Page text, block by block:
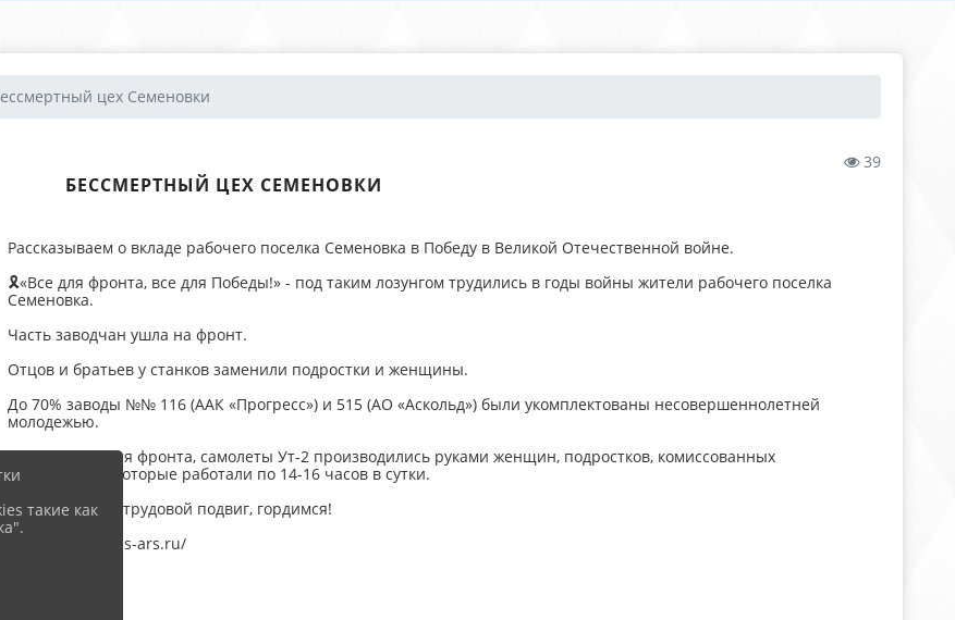
цех Семеновки
39
БЕССМЕРТНЫЙ ЦЕХ СЕМЕНОВКИ
Рассказываем о вкладе рабочего поселка Семеновка в Победу в Великой Отечественной войне.
🎗«Все для фронта, все для Победы!» - под таким лозунгом трудились в годы войны жители рабочего поселка
Семеновка.
Часть заводчан ушла на фронт.
Отцов и братьев у станков заменили подростки и женщины.
До 70% заводы №№ 116 (ААК «Прогресс») и 515 (АО «Аскольд») были укомплектованы несовершеннолетней
молодежью.
Боеприпасы для фронта, самолеты Ут-2 производились руками женщин, подростков, комиссованных
фронтовиков, которые работали по 14-16 часов в сутки.
🪔Помним ваш трудовой подвиг, гордимся!
http://letopis.cbs-ars.ru/
такие как